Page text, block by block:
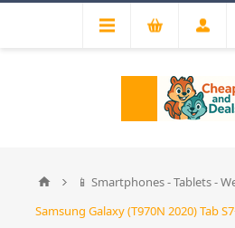
📱 Smartphones - Tablets -
Samsung Galaxy (T970N 2020) Tab